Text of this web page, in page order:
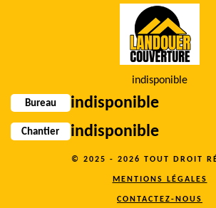
indisponible
Bureau indisponible
Chantier indisponible
© 2025 - 2026 TOUT DROIT
MENTIONS LÉGALES
CONTACTEZ-NOUS